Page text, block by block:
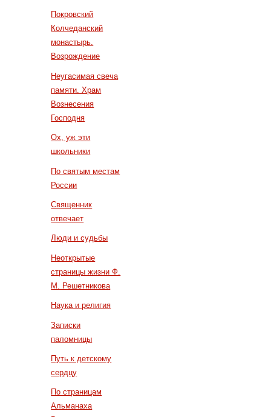
Покровский
Колчеданский
монастырь.
Возрождение
Неугасимая свеча
памяти. Храм
Вознесения
Господня
Ох, уж эти
школьники
По святым местам
России
Священник
отвечает
Люди и судьбы
Неоткрытые
страницы жизни Ф.
М. Решетникова
Наука и религия
Записки
паломницы
Путь к детскому
сердцу
По страницам
Альманаха